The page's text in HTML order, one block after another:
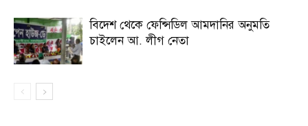
বিদেশ থেকে ফেন্সিডিল আমদানির অনুমতি
চাইলেন আ. লীগ নেতা